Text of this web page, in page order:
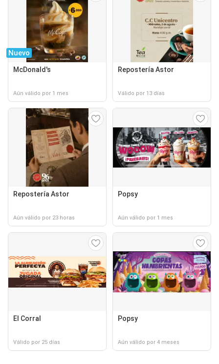
Nuevo
McDonald's
Aún válido por 1 mes
Repostería Astor
Válido por 13 días
Repostería Astor
Aún válido por 23 horas
Popsy
Aún válido por 1 mes
El Corral
Válido por 25 días
Popsy
Aún válido por 4 meses